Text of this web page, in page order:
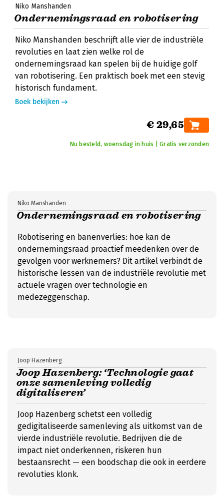
Niko Manshanden
Ondernemingsraad en robotisering
Niko Manshanden beschrijft alle vier de industriële
revoluties en laat zien welke rol de
ondernemingsraad kan spelen bij de huidige golf
van robotisering. Een praktisch boek met een stevig
historisch fundament.
Boek bekijken
€ 29,65
Nu besteld, woensdag in huis | Gratis verzonden
Ondernemingsraad en robotisering
Niko Manshanden
Robotisering en banenverlies: hoe kan de
ondernemingsraad proactief meedenken over de
gevolgen voor werknemers? Dit artikel verbindt de
historische lessen van de industriële revolutie met
actuele vragen over technologie en
medezeggenschap.
Joop Hazenberg: ‘Technologie gaat
onze samenleving volledig
digitaliseren’
Joop Hazenberg
Joop Hazenberg schetst een volledig
gedigitaliseerde samenleving als uitkomst van de
vierde industriële revolutie. Bedrijven die de
impact niet onderkennen, riskeren hun
bestaansrecht — een boodschap die ook in eerdere
revoluties klonk.